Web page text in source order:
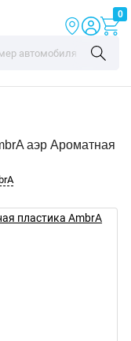
0
аэр Ароматная